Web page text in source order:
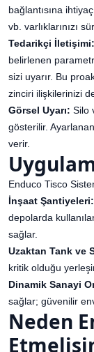
bağlantısına
vb. varlıklarınızı
Tedarikçi İletişimi:
belirlenen
sizi uyarır. Bu
zinciri ilişkilerinizi
Görsel Uyarı: Silo
gösterilir.
verir.
Enduco Tisco
İnşaat Şantiyeleri:
depolarda
sağlar.
Uzaktan Tank ve
kritik olduğu
Dinamik Sanayi
sağlar; güvenilir
Neden